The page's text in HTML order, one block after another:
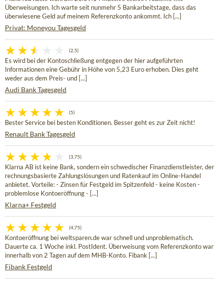
Überweisungen. Ich warte seit nunmehr 5 Bankarbeitstage, dass das
überwiesene Geld auf meinem Referenzkonto ankommt. Ich [...]
Privat: Moneyou Tagesgeld
(2,5)
Es wird bei der Kontoschließung entgegen der hier aufgeführten
Informationen eine Gebühr in Höhe von 5,23 Euro erhoben. Dies geht
weder aus dem Preis- und [...]
Audi Bank Tagesgeld
(5)
Bester Service bei besten Konditionen. Besser geht es zur Zeit nicht!
Renault Bank Tagesgeld
(3,75)
Klarna AB ist keine Bank, sondern ein schwedischer Finanzdienstleister, der
rechnungsbasierte Zahlungslösungen und Ratenkauf im Online-Handel
anbietet. Vorteile: - Zinsen für Festgeld im Spitzenfeld - keine Kosten -
problemlose Kontoeröffnung - [...]
Klarna+ Festgeld
(4,75)
Kontoeröffnung bei weltsparen.de war schnell und unproblematisch.
Dauerte ca. 1 Woche inkl. PostIdent. Überweisung vom Referenzkonto war
innerhalb von 2 Tagen auf dem MHB-Konto. Fibank [...]
Fibank Festgeld